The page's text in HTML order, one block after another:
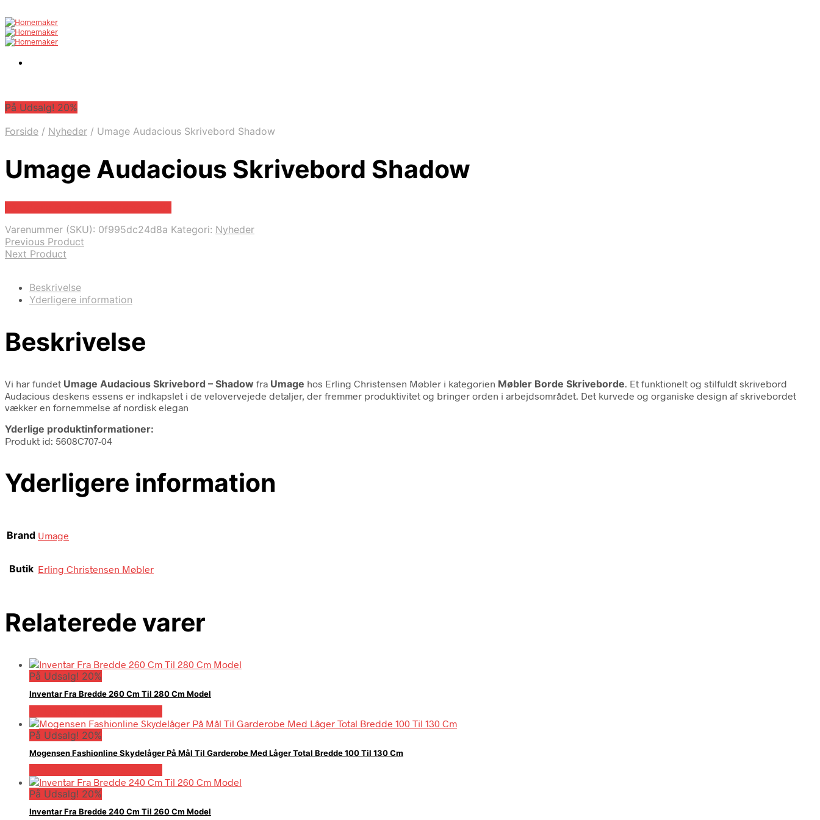
På Udsalg! 20%
Forside / Nyheder / Umage Audacious Skrivebord Shadow
Umage Audacious Skrivebord Shadow
Varenummer (SKU): 0f995dc24d8a Kategori: Nyheder
Previous Product
Next Product
Beskrivelse
Yderligere information
Beskrivelse
Vi har fundet Umage Audacious Skrivebord – Shadow fra Umage hos Erling Christensen Møbler i kategorien Møbler Borde Skriveborde . Et funktionelt og stilfuldt skrivebord
Audacious deskens essens er indkapslet i de velovervejede detaljer, der fremmer produktivitet og bringer orden i arbejdsområdet. Det kurvede og organiske design af skrivebordet
vækker en fornemmelse af nordisk elegan
Yderlige produktinformationer:
Produkt id: 5608C707-04
Yderligere information
Brand Umage
Butik Erling Christensen Møbler
Relaterede varer
På Udsalg! 20%
Inventar Fra Bredde 260 Cm Til 280 Cm Model
På Udsalg! 20%
Mogensen Fashionline Skydelåger På Mål Til Garderobe Med Låger Total Bredde 100 Til 130 Cm
På Udsalg! 20%
Inventar Fra Bredde 240 Cm Til 260 Cm Model